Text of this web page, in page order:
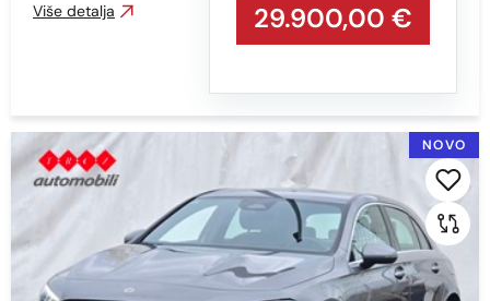
29.900,00 €
Više detalja
NOVO